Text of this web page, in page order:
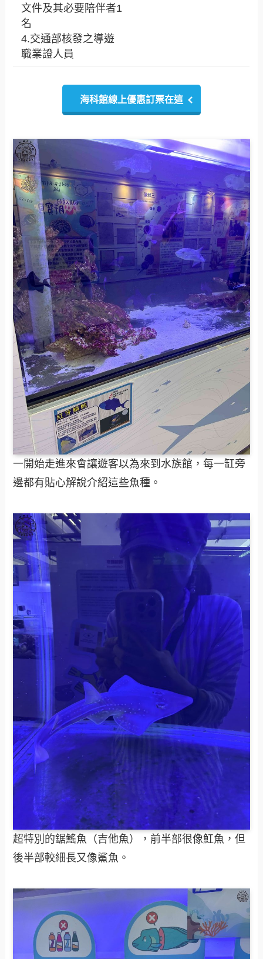
文件及其必要陪伴者1
名
4.交通部核發之導遊
職業證人員
海科館線上優惠訂票在這
一開始走進來會讓遊客以為來到水族館，每一缸旁
邊都有貼心解說介紹這些魚種。
超特別的鋸鰩魚（吉他魚），前半部很像魟魚，但
後半部較細長又像鯊魚。